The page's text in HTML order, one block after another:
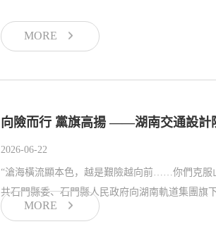
MORE
向險而行 黨旗高揚 ——湖南交通設計
2026-06-22
“滄海橫流顯本色，越是艱險越向前……你們克服
共石門縣委、石門縣人民政府向湖南軌道集團旗
MORE